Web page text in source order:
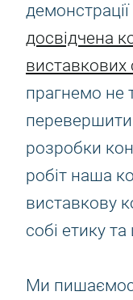
досвідчена
виставкових
прагнемо не
перевершити
розробки
робіт наша
виставкову
собі етику
Ми